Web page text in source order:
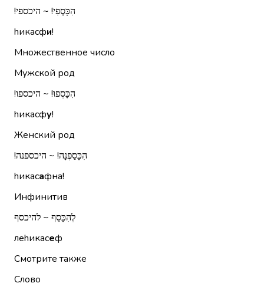
הִכָּסְפִי!‏ ~ היכספי!‏
hикасфи!
Множественное число
Мужской род
הִכָּסְפוּ!‏ ~ היכספו!‏
hикасфу!
Женский род
הִכָּסַפְנָה!‏ ~ היכספנה!‏
hикасафна!
Инфинитив
לְהִכָּסֵף ~ להיכסף
леhикасеф
Смотрите также
Слово